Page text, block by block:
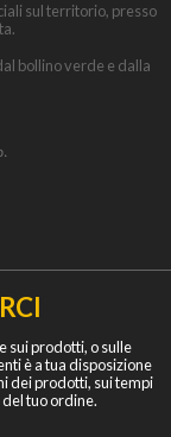
sul territorio, presso
bollino verde e dalla
sui prodotti, o sulle
è a tua disposizione
dei prodotti, sui tempi
tuo ordine.